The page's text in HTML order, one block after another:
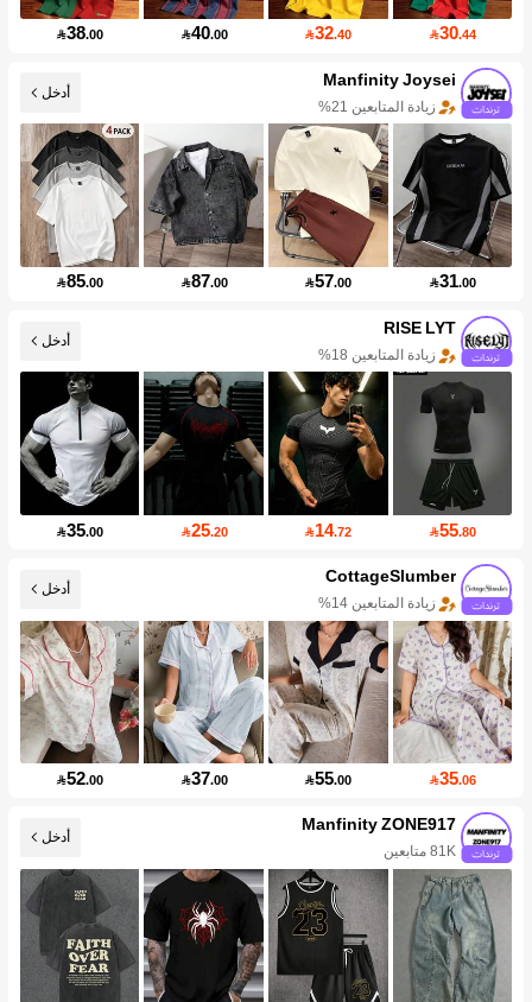
30.44
32.40
40.00
38.00
Manfinity Joysei
زيادة المتابعين 21%
أدخل
31.00
57.00
87.00
85.00
RISE LYT
زيادة المتابعين 18%
أدخل
55.80
14.72
25.20
35.00
CottageSlumber
زيادة المتابعين 14%
أدخل
35.06
55.00
37.00
52.00
Manfinity ZONE917
81K متابعين
أدخل